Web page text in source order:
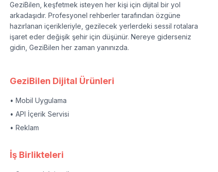
GeziBilen, keşfetmek isteyen her kişi için dijital bir yol
arkadaşıdır. Profesyonel rehberler tarafından özgüne
hazırlanan içerikleriyle, gezilecek yerlerdeki sessil rotalara
işaret eder değişik şehir için düşünür. Nereye giderseniz
gidin, GeziBilen her zaman yanınızda.
GeziBilen Dijital Ürünleri
• Mobil Uygulama
• API İçerik Servisi
• Reklam
İş Birlikteleri